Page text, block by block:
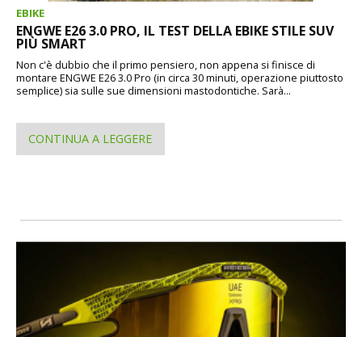
EBIKE
ENGWE E26 3.0 PRO, IL TEST DELLA EBIKE STILE SUV
PIÙ SMART
Non c'è dubbio che il primo pensiero, non appena si finisce di
montare ENGWE E26 3.0 Pro (in circa 30 minuti, operazione piuttosto
semplice) sia sulle sue dimensioni mastodontiche. Sarà...
CONTINUA A LEGGERE